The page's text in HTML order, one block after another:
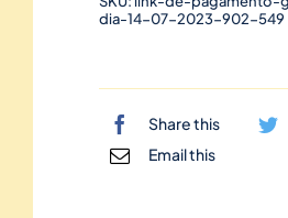
dia
dia-14-07-2023-902-549
Share this
Email this